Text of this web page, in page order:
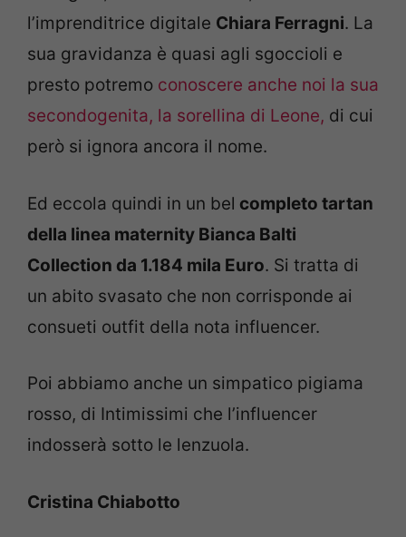
l’imprenditrice digitale Chiara Ferragni. La
sua gravidanza è quasi agli sgoccioli e
presto potremo conoscere anche noi la sua
secondogenita, la sorellina di Leone, di cui
però si ignora ancora il nome.
Ed eccola quindi in un bel completo tartan
della linea maternity Bianca Balti
Collection da 1.184 mila Euro. Si tratta di
un abito svasato che non corrisponde ai
consueti outfit della nota influencer.
Poi abbiamo anche un simpatico pigiama
rosso, di Intimissimi che l’influencer
indosserà sotto le lenzuola.
Cristina Chiabotto